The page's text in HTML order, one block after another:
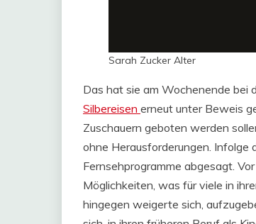
Sarah Zucker Alter
Das hat sie am Wochenende bei
Silbereisen erneut unter Beweis
Zuschauern geboten werden
ohne Herausforderungen. Infolge
Fernsehprogramme abgesagt.
Möglichkeiten, was für viele in
hingegen weigerte sich,